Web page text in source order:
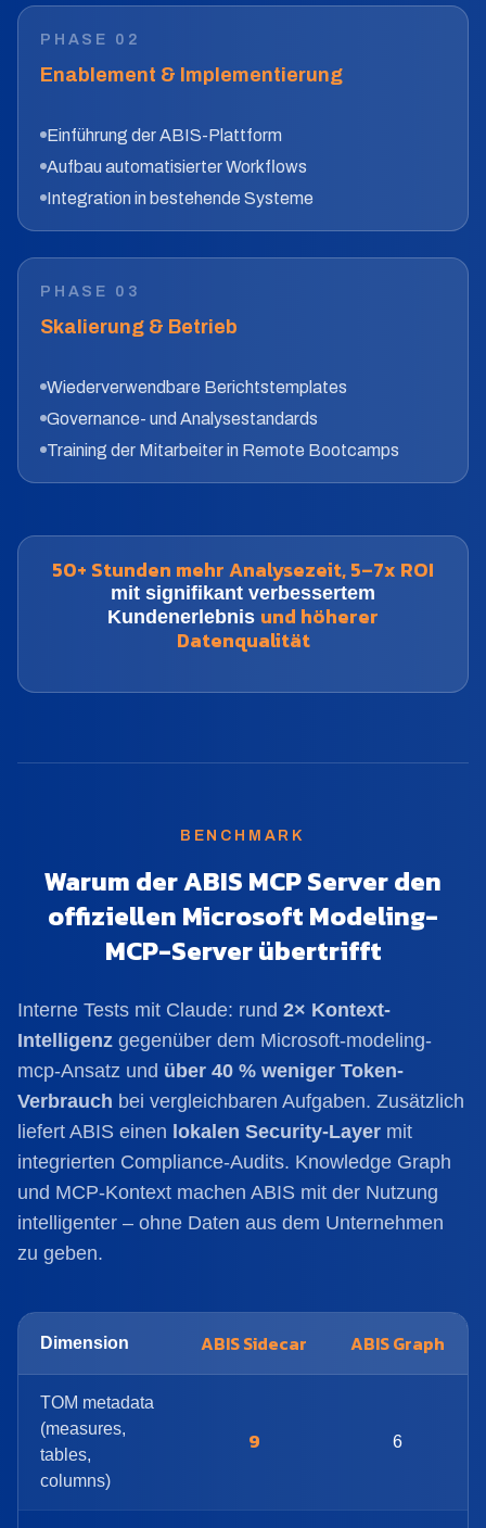
PHASE 02
Enablement & Implementierung
Einführung der ABIS-Plattform
Aufbau automatisierter Workflows
Integration in bestehende Systeme
PHASE 03
Skalierung & Betrieb
Wiederverwendbare Berichtstemplates
Governance- und Analysestandards
Training der Mitarbeiter in Remote Bootcamps
50+ Stunden mehr Analysezeit,5–7x ROI
mit signifikant verbessertem
Kundenerlebnis und höherer
Datenqualität
BENCHMARK
Warum der ABIS MCP Server den
offiziellen Microsoft Modeling-
MCP-Server übertrifft
Interne Tests mit Claude: rund 2× Kontext-
Intelligenz gegenüber dem Microsoft-modeling-
mcp-Ansatz und über 40 % weniger Token-
Verbrauch bei vergleichbaren Aufgaben. Zusätzlich
liefert ABIS einen lokalen Security-Layer mit
integrierten Compliance-Audits. Knowledge Graph
und MCP-Kontext machen ABIS mit der Nutzung
intelligenter – ohne Daten aus dem Unternehmen
zu geben.
Dimension ABIS Sidecar ABIS Graph
TOM metadata
(measures,
tables,
columns)
9 6